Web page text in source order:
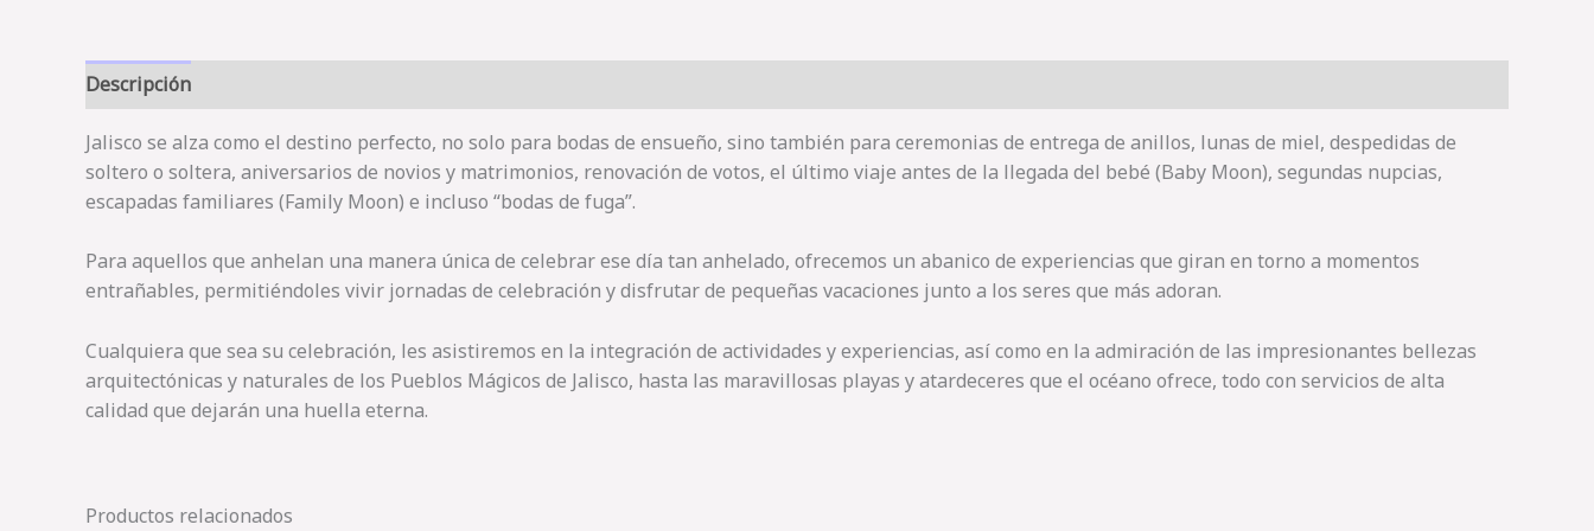
Descripción
Jalisco se alza como el destino perfecto, no solo para bodas de ensueño, sino también para ceremonias de entrega de anillos, lunas de miel, despedidas de
soltero o soltera, aniversarios de novios y matrimonios, renovación de votos, el último viaje antes de la llegada del bebé (Baby Moon), segundas nupcias,
escapadas familiares (Family Moon) e incluso “bodas de fuga”.
Para aquellos que anhelan una manera única de celebrar ese día tan anhelado, ofrecemos un abanico de experiencias que giran en torno a momentos
entrañables, permitiéndoles vivir jornadas de celebración y disfrutar de pequeñas vacaciones junto a los seres que más adoran.
Cualquiera que sea su celebración, les asistiremos en la integración de actividades y experiencias, así como en la admiración de las impresionantes bellezas
arquitectónicas y naturales de los Pueblos Mágicos de Jalisco, hasta las maravillosas playas y atardeceres que el océano ofrece, todo con servicios de alta
calidad que dejarán una huella eterna.
Productos relacionados